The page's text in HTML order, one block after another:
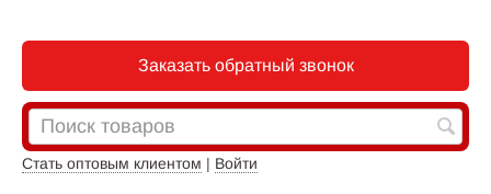
Заказать обратный звонок
Стать оптовым клиентом | Войти